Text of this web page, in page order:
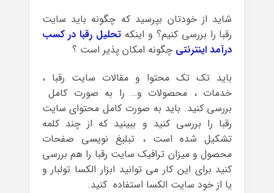
شاید از خودتان بپرسید که چگونه باید سایت
رقبا را بررسی کنیم؟ و اینکه تحلیل رقبا در کسب
درآمد اینترنتی چگونه امکان پذیر است ؟
باید تک تک محتوا و مقالات سایت رقبا ،
خدمات ، محصولات و… را به صورت کامل
بررسی کنید. باید به صورت کامل محتوای سایت
رقبا را بررسی کنید و ببینید که از چند کلمه
تشکیل شده است ، تبلیغ نویسی صفحات
محصول و میزان ترافیک سایت رقبا را هم بررسی
کنید برای این کار می توانید ابزار الکسا تولبار و
یا از خود سایت الکسا استفاده کنید.